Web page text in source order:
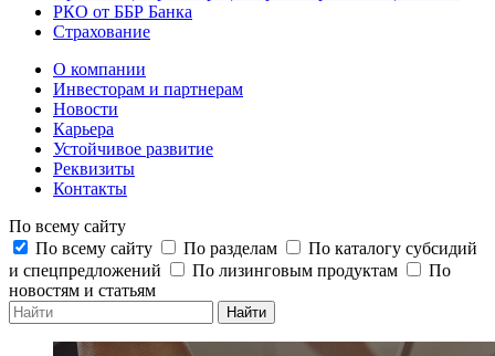
РКО от ББР Банка
Страхование
О компании
Инвесторам и партнерам
Новости
Карьера
Устойчивое развитие
Реквизиты
Контакты
По всему сайту
По всему сайту
По разделам
По каталогу субсидий
и спецпредложений
По лизинговым продуктам
По
новостям и статьям
Найти